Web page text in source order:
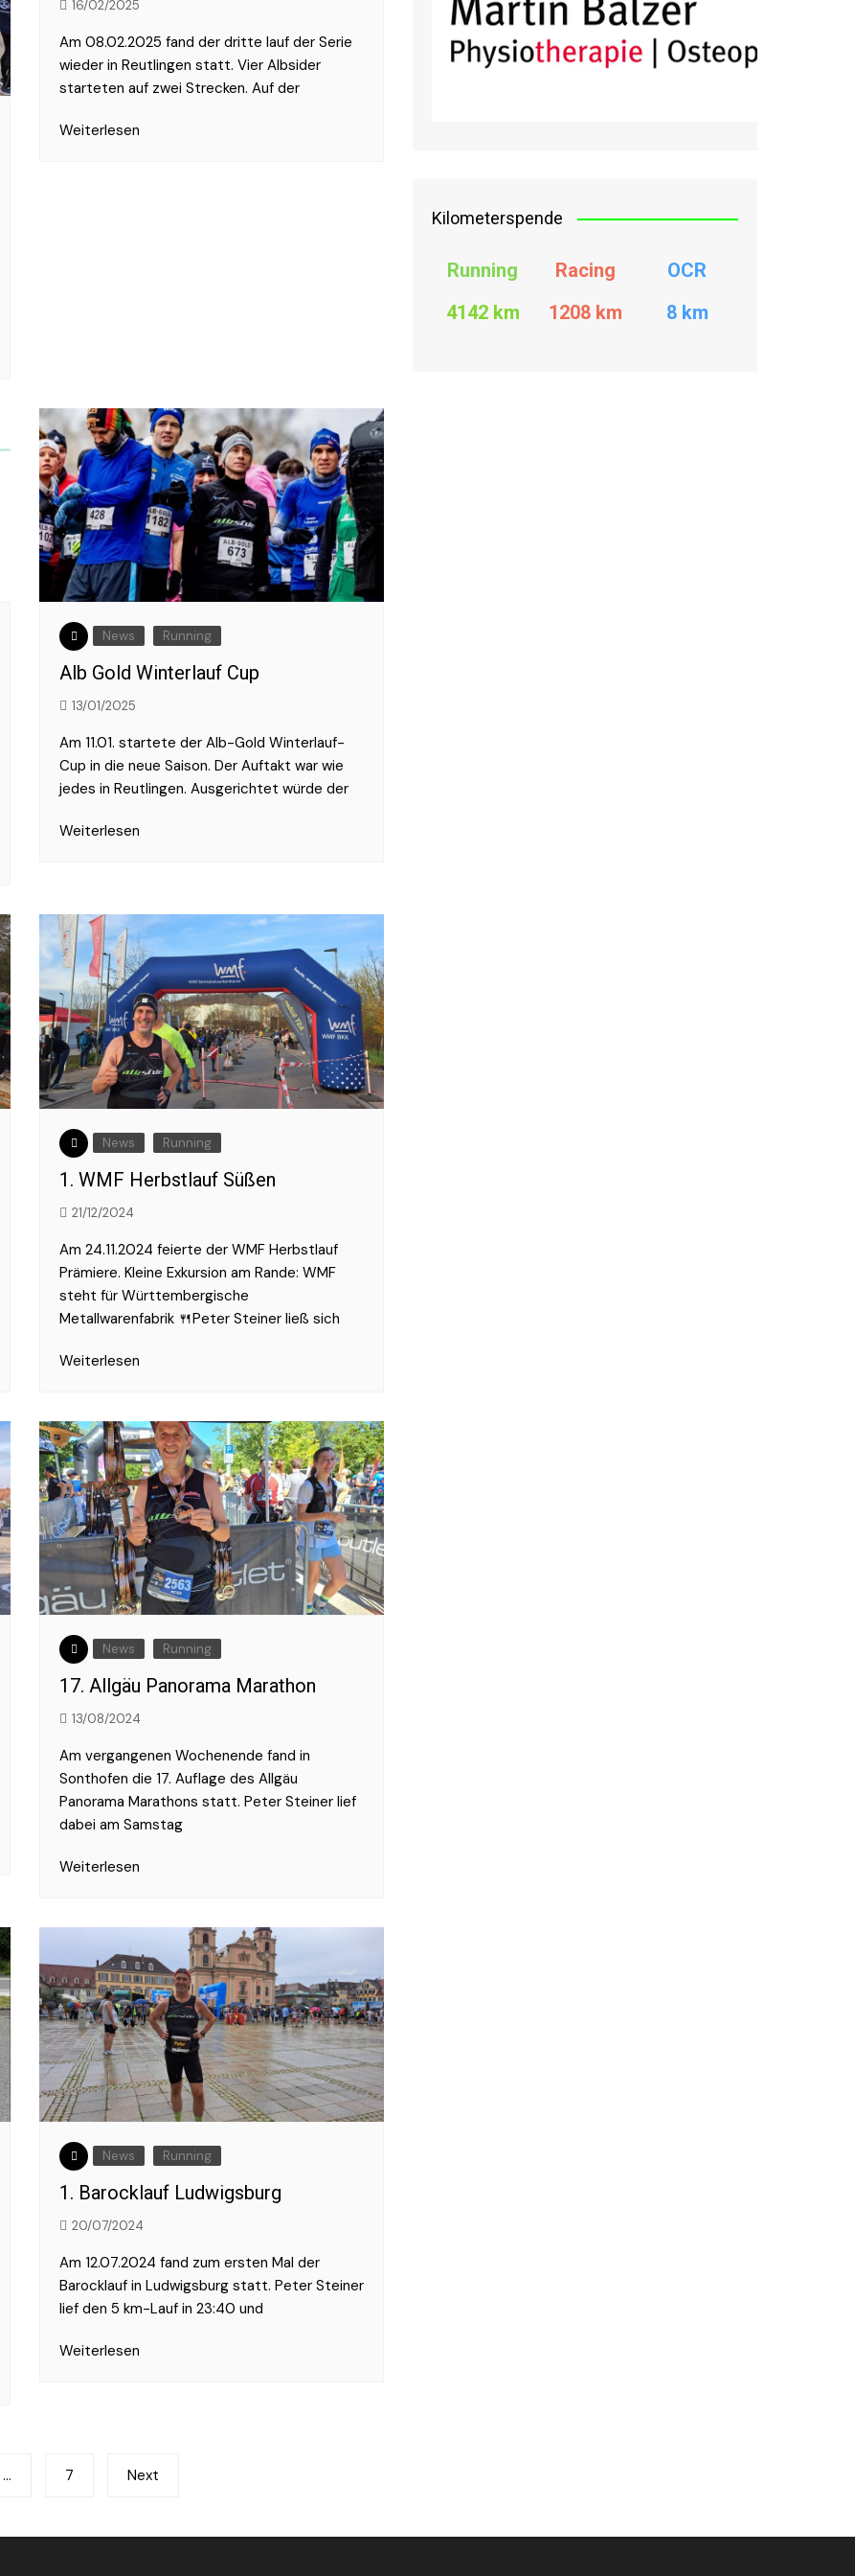
16/02/2025
Am 08.02.2025 fand der dritte lauf der Serie
wieder in Reutlingen statt. Vier Albsider
starteten auf zwei Strecken. Auf der
Weiterlesen
News Running
Alb Gold Winterlauf Cup
13/01/2025
Am 11.01. startete der Alb-Gold Winterlauf-
Cup in die neue Saison. Der Auftakt war wie
jedes in Reutlingen. Ausgerichtet würde der
Weiterlesen
News Running
1. WMF Herbstlauf Süßen
21/12/2024
Am 24.11.2024 feierte der WMF Herbstlauf
Prämiere. Kleine Exkursion am Rande: WMF
steht für Württembergische
Metallwarenfabrik 🍴Peter Steiner ließ sich
Weiterlesen
News Running
17. Allgäu Panorama Marathon
13/08/2024
Am vergangenen Wochenende fand in
Sonthofen die 17. Auflage des Allgäu
Panorama Marathons statt. Peter Steiner lief
dabei am Samstag
Weiterlesen
News Running
1. Barocklauf Ludwigsburg
20/07/2024
Am 12.07.2024 fand zum ersten Mal der
Barocklauf in Ludwigsburg statt. Peter Steiner
lief den 5 km-Lauf in 23:40 und
Weiterlesen
… 7 Next
Kilometerspende
Running
4142 km
Racing
1208 km
OCR
8 km